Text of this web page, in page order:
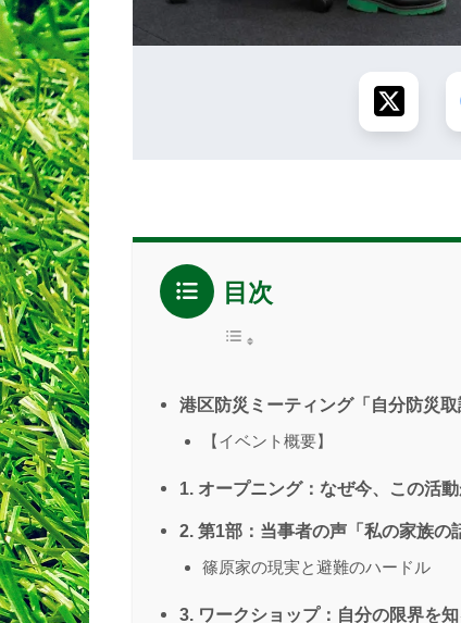
目次
港区防災ミーティング「自分防災
【イベント概要】
1. オープニング：なぜ今、この活
2. 第1部：当事者の声「私の家族の
篠原家の現実と避難のハードル
3. ワークショップ：自分の限界を知